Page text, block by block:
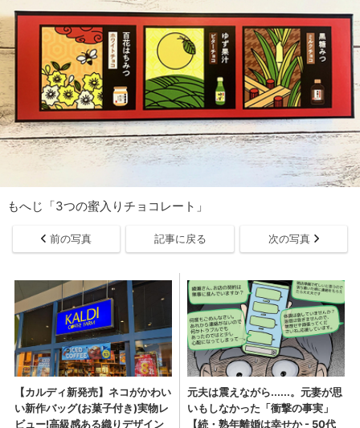
もへじ「3つの蜜入りチョコレート」
前の写真 記事に戻る 次の写真